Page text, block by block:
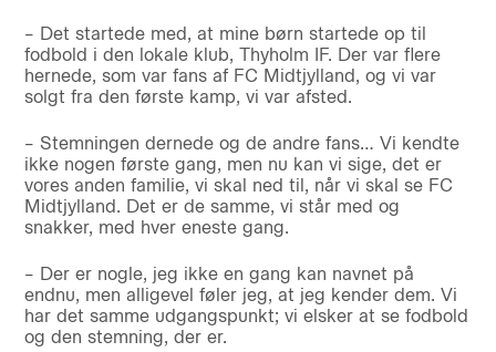
– Det startede med, at mine børn startede op til
fodbold i den lokale klub, Thyholm IF. Der var flere
hernede, som var fans af FC Midtjylland, og vi var
solgt fra den første kamp, vi var afsted.
– Stemningen dernede og de andre fans… Vi kendte
ikke nogen første gang, men nu kan vi sige, det er
vores anden familie, vi skal ned til, når vi skal se FC
Midtjylland. Det er de samme, vi står med og
snakker, med hver eneste gang.
– Der er nogle, jeg ikke en gang kan navnet på
endnu, men alligevel føler jeg, at jeg kender dem. Vi
har det samme udgangspunkt; vi elsker at se fodbold
og den stemning, der er.